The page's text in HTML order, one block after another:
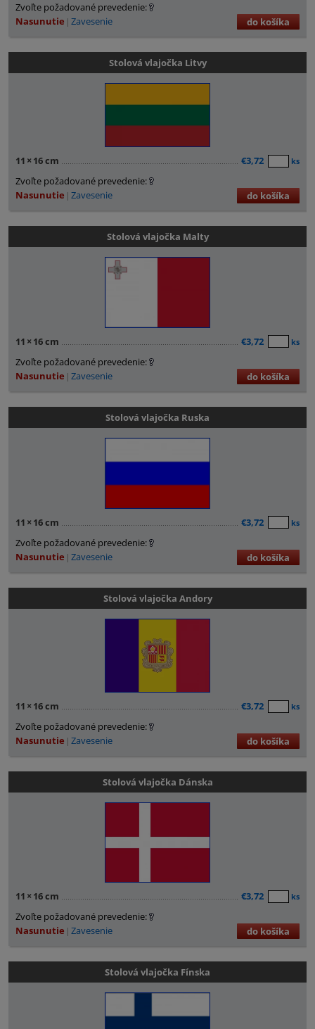
Zvoľte požadované prevedenie:
Nasunutie Zavesenie do košíka
Stolová vlajočka Litvy
11 × 16 cm €3,72 ks
Zvoľte požadované prevedenie:
Nasunutie Zavesenie do košíka
Stolová vlajočka Malty
11 × 16 cm €3,72 ks
Zvoľte požadované prevedenie:
Nasunutie Zavesenie do košíka
Stolová vlajočka Ruska
11 × 16 cm €3,72 ks
Zvoľte požadované prevedenie:
Nasunutie Zavesenie do košíka
Stolová vlajočka Andory
11 × 16 cm €3,72 ks
Zvoľte požadované prevedenie:
Nasunutie Zavesenie do košíka
Stolová vlajočka Dánska
11 × 16 cm €3,72 ks
Zvoľte požadované prevedenie:
Nasunutie Zavesenie do košíka
Stolová vlajočka Fínska